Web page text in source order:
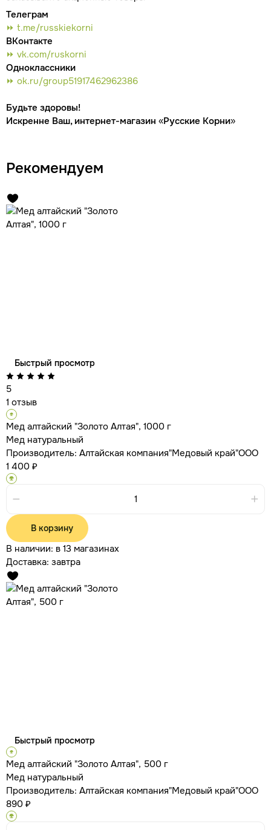
Телеграм
⏩ t.me/russkiekorni
ВКонтакте
⏩ vk.com/ruskorni
Одноклассники
⏩ ok.ru/group51917462962386
Будьте здоровы!
Искренне Ваш, интернет-магазин «Русские Корни»
Рекомендуем
Быстрый просмотр
5
1 отзыв
Мед алтайский "Золото Алтая", 1000 г
Мед натуральный
Производитель: Алтайская компания"Медовый край"ООО
1 400 ₽
В корзину
В наличии: в 13 магазинах
Доставка: завтра
Быстрый просмотр
Мед алтайский "Золото Алтая", 500 г
Мед натуральный
Производитель: Алтайская компания"Медовый край"ООО
890 ₽